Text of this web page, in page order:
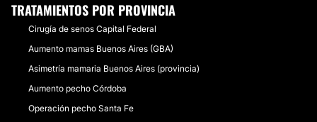
TRATAMIENTOS POR PROVINCIA
Cirugía de senos Capital Federal
Aumento mamas Buenos Aires (GBA)
Asimetría mamaria Buenos Aires (provincia)
Aumento pecho Córdoba
Operación pecho Santa Fe